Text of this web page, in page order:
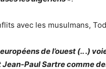
avec les musulmans,
de l’ouest (.. .)
Paul Sartre comme